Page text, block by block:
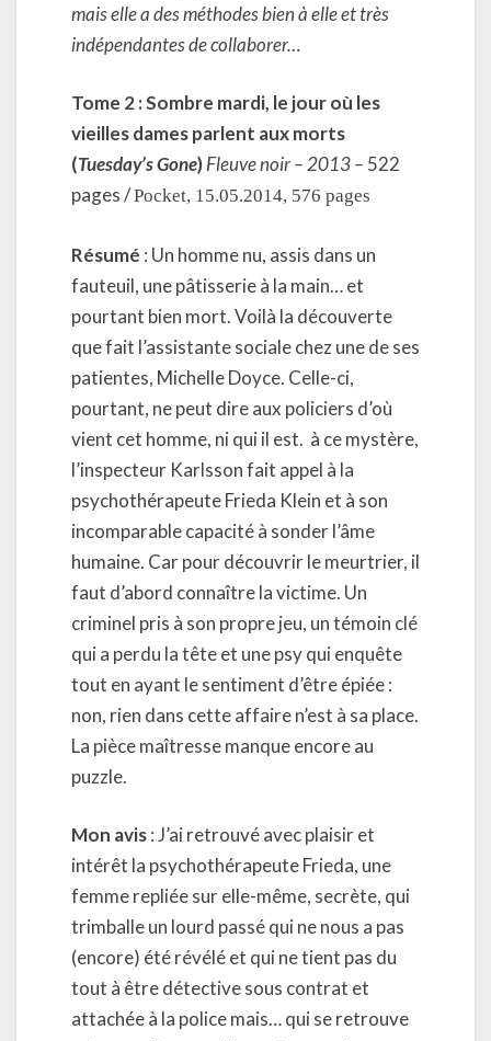
mais elle a des méthodes bien à elle et très
indépendantes de collaborer…
Tome 2 : Sombre mardi, le jour où les
vieilles dames parlent aux morts
(Tuesday’s Gone)Fleuve noir – 2013 – 522
pages /Pocket, 15.05.2014, 576 pages
Résumé : Un homme nu, assis dans un
fauteuil, une pâtisserie à la main… et
pourtant bien mort. Voilà la découverte
que fait l’assistante sociale chez une de ses
patientes, Michelle Doyce. Celle-ci,
pourtant, ne peut dire aux policiers d’où
vient cet homme, ni qui il est. à ce mystère,
l’inspecteur Karlsson fait appel à la
psychothérapeute Frieda Klein et à son
incomparable capacité à sonder l’âme
humaine. Car pour découvrir le meurtrier, il
faut d’abord connaître la victime. Un
criminel pris à son propre jeu, un témoin clé
qui a perdu la tête et une psy qui enquête
tout en ayant le sentiment d’être épiée :
non, rien dans cette affaire n’est à sa place.
La pièce maîtresse manque encore au
puzzle.
Mon avis: J’ai retrouvé avec plaisir et
intérêt la psychothérapeute Frieda, une
femme repliée sur elle-même, secrète, qui
trimballe un lourd passé qui ne nous a pas
(encore) été révélé et qui ne tient pas du
tout à être détective sous contrat et
attachée à la police mais… qui se retrouve